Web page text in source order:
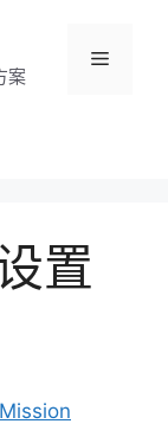
案
菜
置
Mission